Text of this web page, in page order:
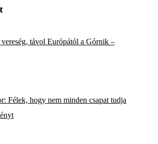
távol Európától a Górnik –
Félek, hogy nem minden csapat tudja